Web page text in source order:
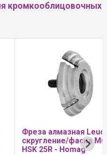
кромкооблицовочных
Leuco DP
Multi
Фреза
DP HSK 25R
HOMAG